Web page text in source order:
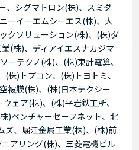
、シグマトロン(株)、スミダ
ーイーエムシーエス(株)、大
クソリューション(株)、(株)ダ
(株)、ディアイエスナカジマ
ーテクノ(株)、(株)東計電算、
株)トプコン、(株)トヨトミ、
被膜(株)、(株)日本テクシー
ェア(株)、(株)平岩鉄工所、
)ベンチャーセーフネット、北
ズ、堀江金属工業(株)、(株)前
アリング(株)、三菱電機ビル